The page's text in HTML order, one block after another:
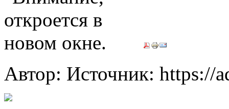
Автор: Источник: https://